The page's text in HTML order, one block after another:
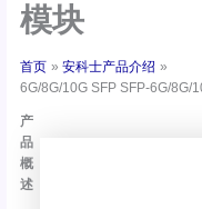
模块
首页
安科士产品介绍
6G/8G/10G SFP SFP-6G/8G/
产
品
概
述